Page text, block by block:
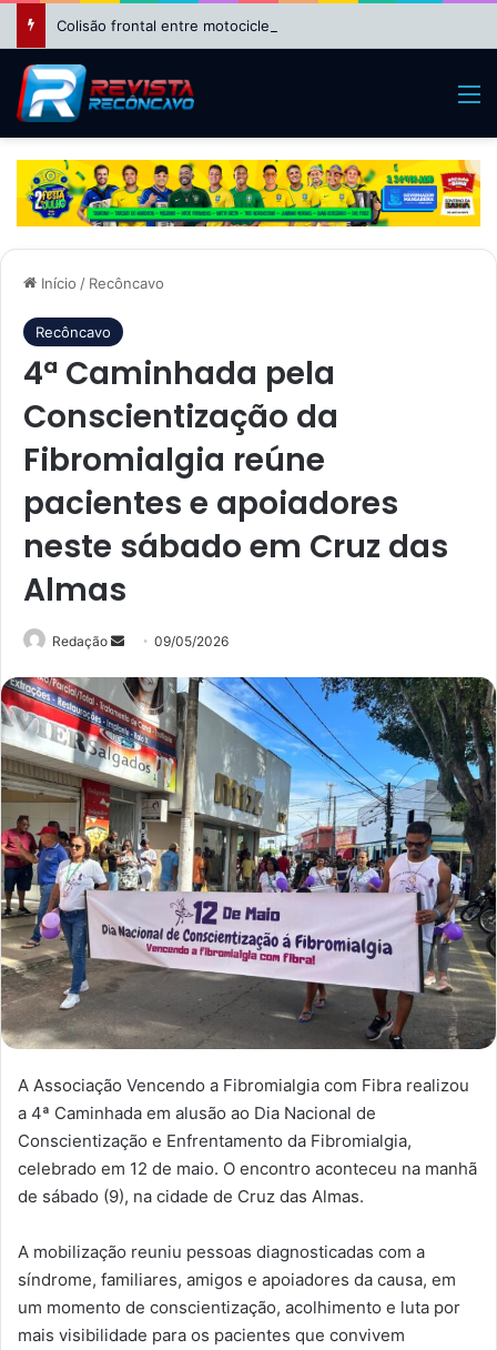
Início / Recôncavo
Recôncavo
4ª Caminhada pela
Conscientização da
Fibromialgia reúne
pacientes e apoiadores
neste sábado em Cruz das
Almas
Redação
Mande
e-
mail
09/05/2026
A Associação Vencendo a Fibromialgia com Fibra realizou
a 4ª Caminhada em alusão ao Dia Nacional de
Conscientização e Enfrentamento da Fibromialgia,
celebrado em 12 de maio. O encontro aconteceu na manhã
de sábado (9), na cidade de Cruz das Almas.
A mobilização reuniu pessoas diagnosticadas com a
síndrome, familiares, amigos e apoiadores da causa, em
um momento de conscientização, acolhimento e luta por
mais visibilidade para os pacientes que convivem